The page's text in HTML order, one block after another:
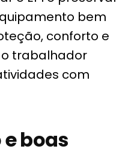
bem
conforto e
trabalhador
com
boas